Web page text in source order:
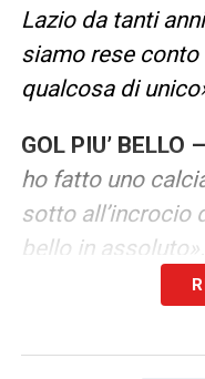
Lazio da tanti
siamo rese
qualcosa di
GOL PIU’ BELLO –
ho fatto uno
sotto all’incrocio
bello in assoluto».
ESORDIO